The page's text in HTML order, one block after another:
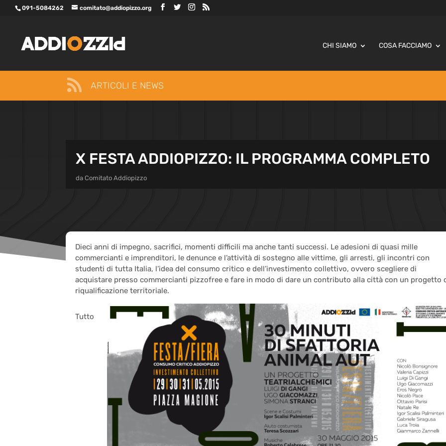
091-5084262 comitato@addiopizzo.org
CHI SIAMO COSA FACCIAMO
 ARTICOLI E NEWS
X FESTA ADDIOPIZZO: IL PROGRAMMA COMPLETO
da Comitato Addiopizzo
Dieci anni di impegno, sacrifici, momenti difficili ma anche tanti successi. Le adesioni di quasi mille
commercianti e imprenditori, le denunce e l’attività di sostegno alle vittime, gli arresti, gli incontri con
studenti di tutta Italia, l’idea del consumo critico e dell’investimento collettivo, ovvero scegliere di
acquistare presso commercianti pizzofree e fare in modo di dare un contributo alla città con un progetto
riqualificazione territoriale.
Tutto